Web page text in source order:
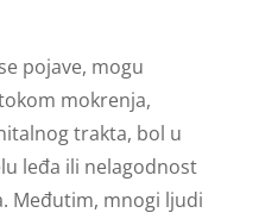
pojave, mogu
mokrenja,
trakta, bol u
leđa ili nelagodnost
Međutim, mnogi ljudi